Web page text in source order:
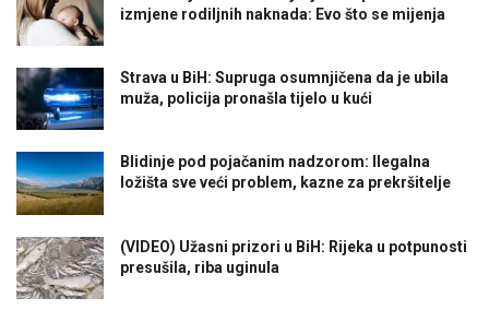
izmjene rodiljnih naknada: Evo što se mijenja
Strava u BiH: Supruga osumnjičena da je ubila
muža, policija pronašla tijelo u kući
Blidinje pod pojačanim nadzorom: Ilegalna
ložišta sve veći problem, kazne za prekršitelje
(VIDEO) Užasni prizori u BiH: Rijeka u potpunosti
presušila, riba uginula